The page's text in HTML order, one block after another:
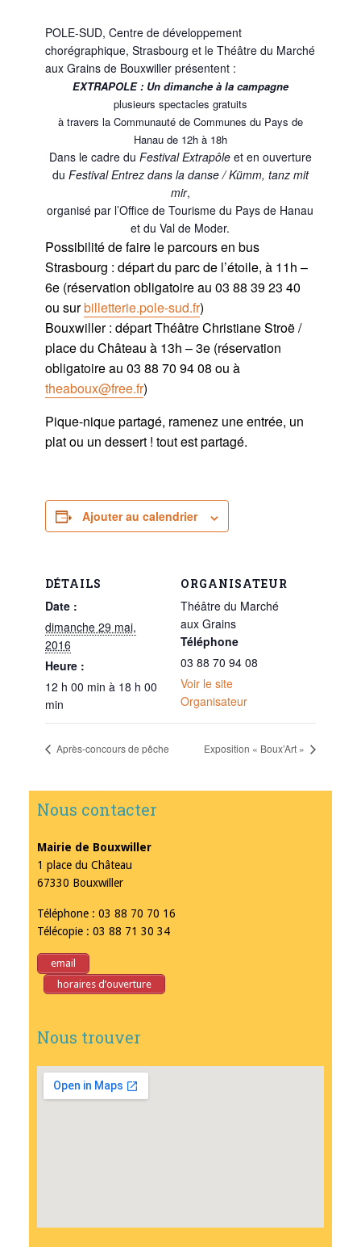
POLE-SUD, Centre de développement
chorégraphique, Strasbourg et le Théâtre du Marché
aux Grains de Bouxwiller présentent :
EXTRAPOLE : Un dimanche à la campagne
plusieurs spectacles gratuits
à travers la Communauté de Communes du Pays de
Hanau de 12h à 18h
Dans le cadre du Festival Extrapôleet en ouverture
du Festival Entrez dans la danse / Kümm, tanz mit
mir,
organisé par l’Office de Tourisme du Pays de Hanau
et du Val de Moder.
Possibilité de faire le parcours en bus
Strasbourg : départ du parc de l’étoile, à 11h –
6e (réservation obligatoire au 03 88 39 23 40
ou surbilletterie.pole-sud.fr)
Bouxwiller : départ Théâtre Christiane Stroë /
place du Château à 13h – 3e (réservation
obligatoire au 03 88 70 94 08 ou à
theaboux@free.fr)
Pique-nique partagé, ramenez une entrée, un
plat ou un dessert ! tout est partagé.
Ajouter au calendrier
DÉTAILS
Date :
dimanche 29 mai,
2016
Heure :
12 h 00 min à 18 h 00
min
ORGANISATEUR
Théâtre du Marché
aux Grains
Téléphone
03 88 70 94 08
Voir le site
Organisateur
Après-concours de pêche Exposition « Boux’Art »
Nous contacter
Mairie de Bouxwiller
1 place du Château
67330 Bouxwiller
Téléphone : 03 88 70 70 16
Télécopie : 03 88 71 30 34
email
horaires d’ouverture
Nous trouver